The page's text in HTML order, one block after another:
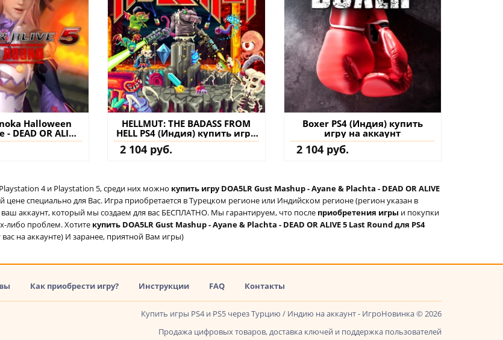
Halloween
DEAD OR ALIVE
PS4 (Турция)
на
HELLMUT: THE BADASS FROM
HELL PS4 (Индия) купить игру
на аккаунт
2 104 руб.
Boxer PS4 (Индия) купить
игру на аккаунт
2 104 руб.
4 и Playstation 5, среди них можно купить игру DOA5LR Gust Mashup - Ayane & Plachta - DEAD OR ALIVE
цене специально для Вас. Игра приобретается в Турецком регионе или Индийском регионе (регион указан в
аккаунт, который мы создаем для вас БЕСПЛАТНО. Мы гарантируем, что после приобретения игры и покупки
либо проблем. Хотите купить DOA5LR Gust Mashup - Ayane & Plachta - DEAD OR ALIVE 5 Last Round для PS4
на аккаунте) И заранее, приятной Вам игры)
Как приобрести игру? Инструкции FAQ Контакты
Купить игры PS4 и PS5 через Турцию / Индию на аккаунт - ИгроНовинка © 2026
Продажа цифровых товаров, доставка ключей и поддержка пользователей